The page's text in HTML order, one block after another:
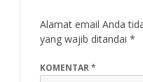
Alamat email Anda
yang wajib ditandai *
KOMENTAR*